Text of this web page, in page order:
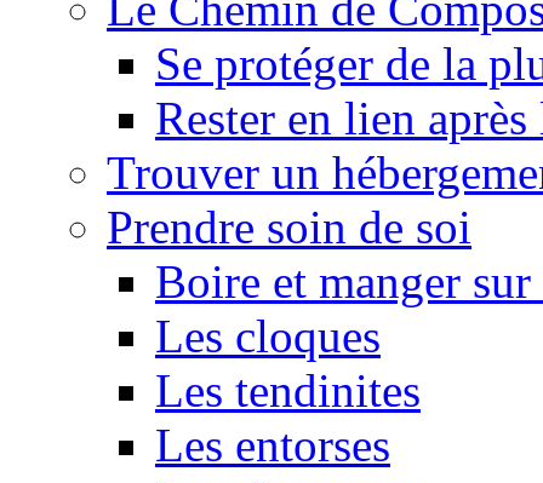
Se protéger de la
Rester en lien
Trouver un
Prendre soin de soi
Boire et manger
Les cloques
Les tendinites
Les entorses